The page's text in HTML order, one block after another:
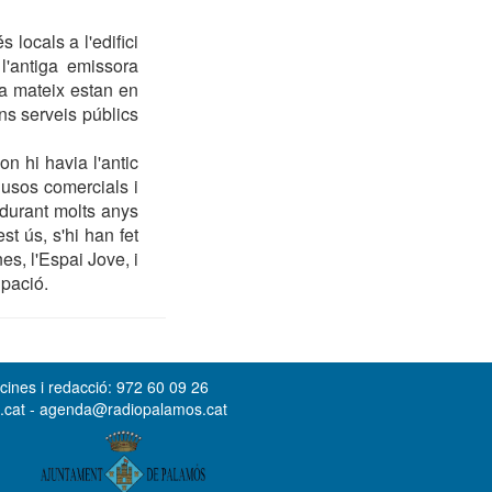
locals a l'edifici
emissora
mateix estan en
serveis públics
hi havia l'antic
comercials i
molts anys
ús, s'hi han fet
l'Espai Jove, i
i redacció: 972 60 09 26
- agenda@radiopalamos.cat